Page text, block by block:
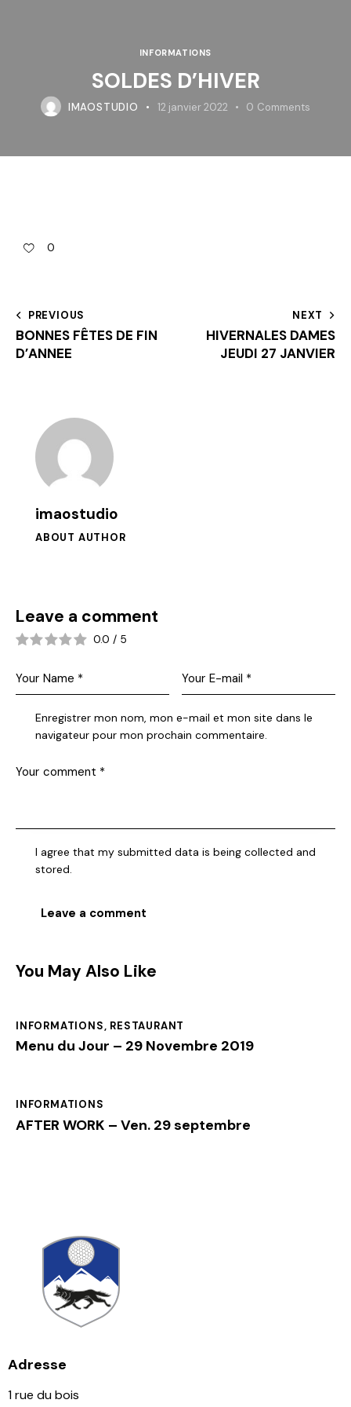
INFORMATIONS
SOLDES D’HIVER
IMAOSTUDIO 12 janvier 2022 0 Comments
0
PREVIOUS
BONNES FÊTES DE FIN
D’ANNEE
NEXT
HIVERNALES DAMES
JEUDI 27 JANVIER
imaostudio
ABOUT AUTHOR
Leave a comment
0.0 / 5
Enregistrer mon nom, mon e-mail et mon site dans le
navigateur pour mon prochain commentaire.
I agree that my submitted data is being collected and
stored.
You May Also Like
INFORMATIONS, RESTAURANT
Menu du Jour – 29 Novembre 2019
INFORMATIONS
AFTER WORK – Ven. 29 septembre
Adresse
1 rue du bois